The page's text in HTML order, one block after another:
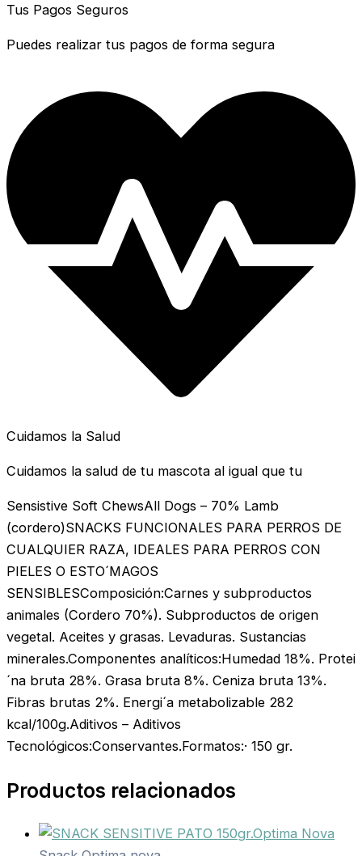
Tus Pagos Seguros
Puedes realizar tus pagos de forma segura
Cuidamos la Salud
Cuidamos la salud de tu mascota al igual que tu
Sensistive Soft ChewsAll Dogs – 70% Lamb
(cordero)SNACKS FUNCIONALES PARA PERROS DE
CUALQUIER RAZA, IDEALES PARA PERROS CON
PIELES O ESTO´MAGOS
SENSIBLESComposición:Carnes y subproductos
animales (Cordero 70%). Subproductos de origen
vegetal. Aceites y grasas. Levaduras. Sustancias
minerales.Componentes analíticos:Humedad 18%. Protei
´na bruta 28%. Grasa bruta 8%. Ceniza bruta 13%.
Fibras brutas 2%. Energi´a metabolizable 282
kcal/100g.Aditivos – Aditivos
Tecnológicos:Conservantes.Formatos:· 150 gr.
Productos relacionados